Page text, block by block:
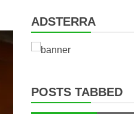
ADSTERRA
POSTS TABBED